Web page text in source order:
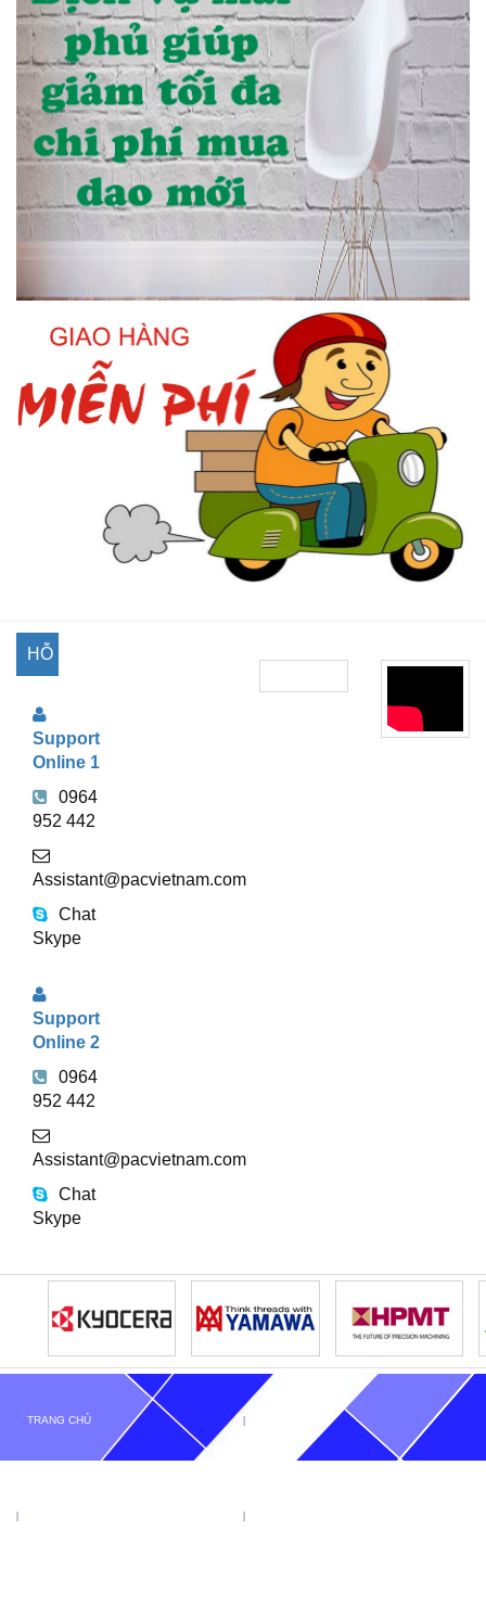
HỖ
TRỰC
Support
Online 1
0964
952 442
Assistant@pacvietnam.com
Chat
Skype
Support
Online 2
0964
952 442
Assistant@pacvietnam.com
Chat
Skype
TRANG CHỦ